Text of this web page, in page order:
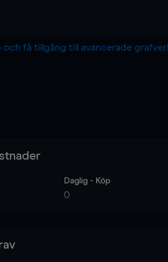
och få tillgång till avancerade
Daglig - Köp
0